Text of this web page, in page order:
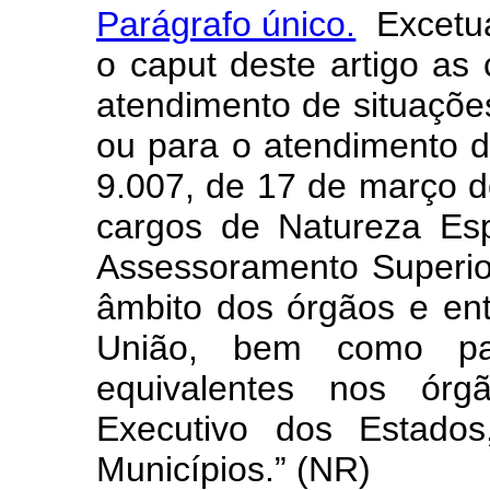
Parágrafo único.
o caputdeste artigo as
atendimento de
ou para o atendimento
9.007, de 17 de março
cargos de Natureza
Assessoramento
âmbito dos órgãos e
União, bem como
equivalentes nos
Executivo dos
Municípios.” (NR)